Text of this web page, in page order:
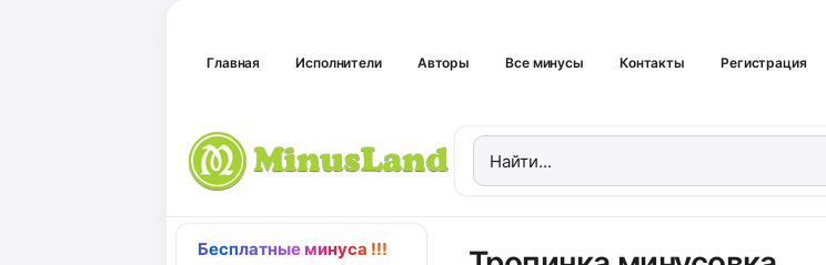
Главная Исполнители Авторы Все минусы Контакты Регистрация
Бесплатные минуса !!!